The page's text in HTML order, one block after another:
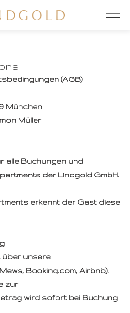
(AGB)
München
Müller
alle Buchungen und
der Lindgold GmbH.
erkennt der Gast diese
über unsere
Booking.com, Airbnb).
zur
wird sofort bei Buchung